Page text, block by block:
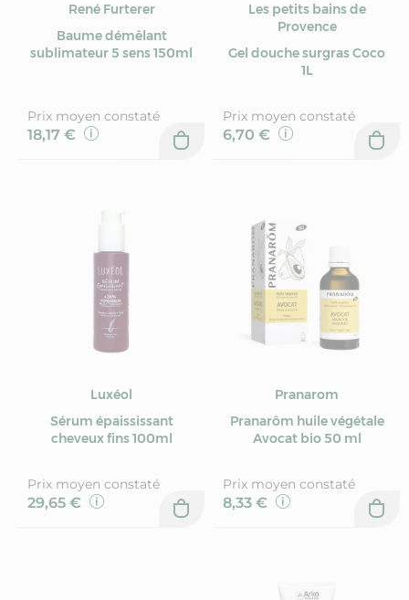
René Furterer
Baume démêlant
sublimateur 5 sens 150ml
Prix moyen constaté
18,17 €
Les petits bains de
Provence
Gel douche surgras Coco
1L
Prix moyen constaté
6,70 €
Luxéol
Sérum épaississant
cheveux fins 100ml
Prix moyen constaté
29,65 €
Pranarom
Pranarôm huile végétale
Avocat bio 50 ml
Prix moyen constaté
8,33 €